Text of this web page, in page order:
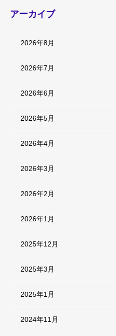
アーカイブ
2026年8月
2026年7月
2026年6月
2026年5月
2026年4月
2026年3月
2026年2月
2026年1月
2025年12月
2025年3月
2025年1月
2024年11月